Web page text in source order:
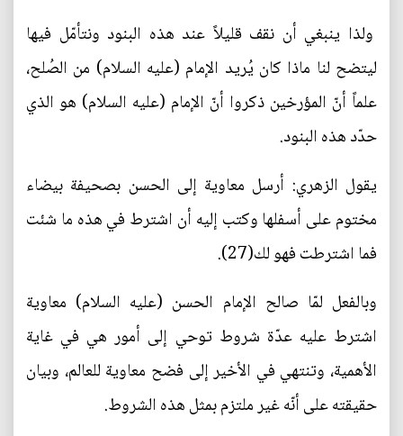
ولذا ينبغي أن نقف قليلاً عند هذه البنود ونتأمّل فيها
ليتضح لنا ماذا كان يُريد الإمام (عليه السلام) من الصُلح،
علماً أنّ المؤرخين ذكروا أنّ الإمام (عليه السلام) هو الذي
حدّد هذه البنود.
يقول الزهري: أرسل معاوية إلى الحسن بصحيفة بيضاء
مختوم على أسفلها وكتب إليه أن اشترط في هذه ما شئت
فما اشترطت فهو لك(27).
وبالفعل لمّا صالح الإمام الحسن (عليه السلام) معاوية
اشترط عليه عدّة شروط توحي إلى أمور هي في غاية
الأهمية، وتنتهي في الأخير إلى فضح معاوية للعالم، وبيان
حقيقته على أنّه غير ملتزم بمثل هذه الشروط.